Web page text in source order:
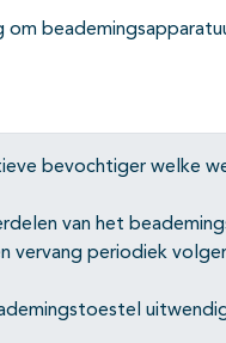
om
bevochtiger welke
van het
vervang periodiek